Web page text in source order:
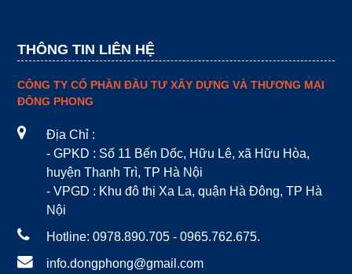
THÔNG TIN LIÊN HỆ
CÔNG TY CỔ PHẦN ĐẦU TƯ XÂY DỰNG VÀ THƯƠNG MẠI
ĐÔNG PHONG
Địa Chỉ :
- GPKD : Số 11 Bến Dốc, Hữu Lê, xã Hữu Hòa,
huyện Thanh Trì, TP Hà Nội
- VPGD : Khu đô thị Xa La, quận Hà Đông, TP Hà
Nội
Hotline: 0978.890.705 - 0965.762.675.
info.dongphong@gmail.com